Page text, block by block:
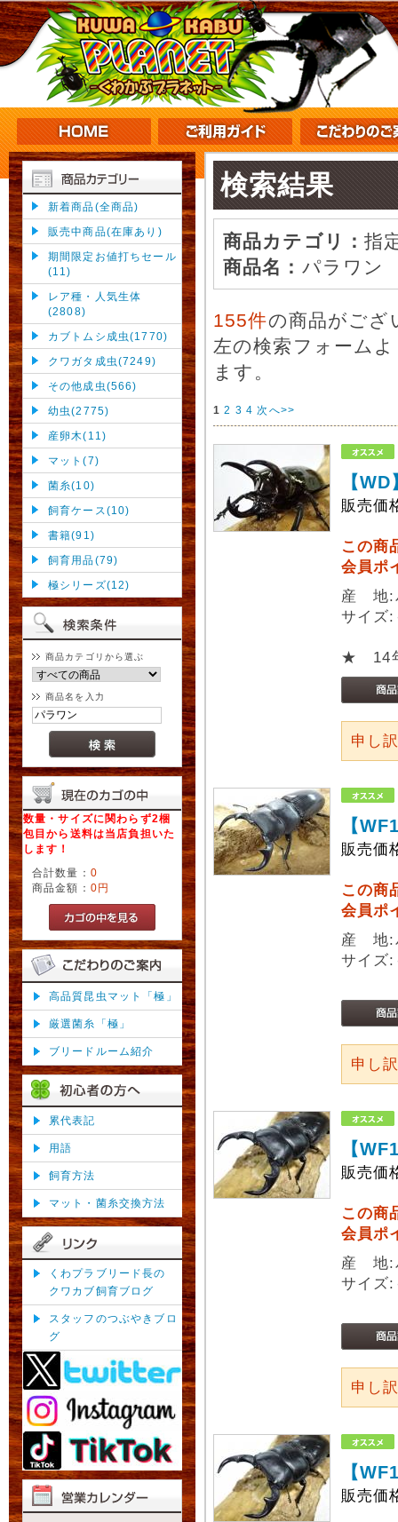
新着商品(全商品)
販売中商品(在庫あり)
期間限定お値打ちセール
(11)
レア種・人気生体
(2808)
カブトムシ成虫(1770)
クワガタ成虫(7249)
その他成虫(566)
幼虫(2775)
産卵木(11)
マット(7)
菌糸(10)
飼育ケース(10)
書籍(91)
飼育用品(79)
極シリーズ(12)
商品カテゴリから選ぶ
商品名を入力
数量・サイズに関わらず2梱
包目から送料は当店負担いた
します！
合計数量： 0
商品金額： 0円
高品質昆虫マット「極」
厳選菌糸「極」
ブリードルーム紹介
累代表記
用語
飼育方法
マット・菌糸交換方法
くわプラブリード長の
クワカブ飼育ブログ
スタッフのつぶやきブロ
グ
検索結果
商品カテゴリ：指
商品名： パラワン
155件の商品がござ
左の検索フォーム
ます。
1 2 3 4 次へ>>
【
販売価
この商
会員ポ
産 地:
サイ
★ 14
申し
【
販売価
この商
会員ポ
産 地:
サイズ
申し
【
販売価
この商
会員ポ
産 地:
サイ
申し
【
販売価